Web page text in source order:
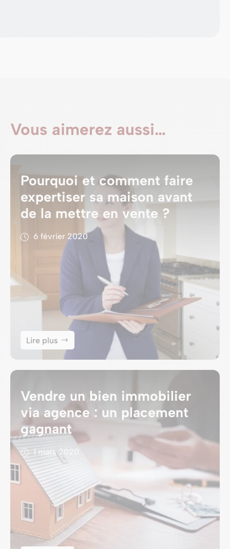
Vous aimerez aussi…
Pourquoi et comment faire
expertiser sa maison avant
de la mettre en vente ?
6 février 2020
Lire plus
Vendre un bien immobilier
via agence : un placement
gagnant
1 mars 2020